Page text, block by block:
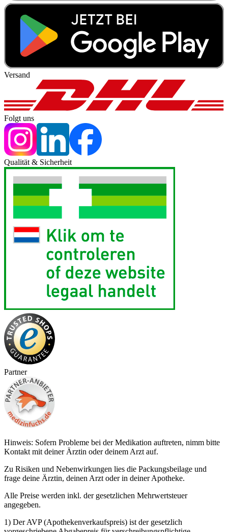
Versand
Folgt uns
Qualität & Sicherheit
Partner
Hinweis: Sofern Probleme bei der Medikation auftreten, nimm bitte
Kontakt mit deiner Ärztin oder deinem Arzt auf.
Zu Risiken und Nebenwirkungen lies die Packungsbeilage und
frage deine Ärztin, deinen Arzt oder in deiner Apotheke.
Alle Preise werden inkl. der gesetzlichen Mehrwertsteuer
angegeben.
1) Der AVP (Apothekenverkaufspreis) ist der gesetzlich